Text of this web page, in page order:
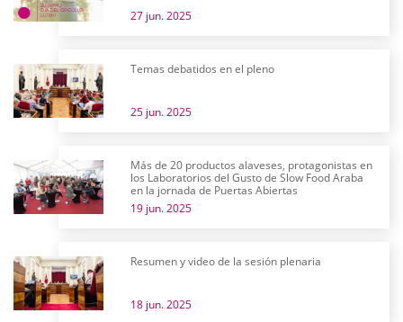
27 jun. 2025
Temas debatidos en el pleno
25 jun. 2025
Más de 20 productos alaveses, protagonistas en
los Laboratorios del Gusto de Slow Food Araba
en la jornada de Puertas Abiertas
19 jun. 2025
Resumen y video de la sesión plenaria
18 jun. 2025